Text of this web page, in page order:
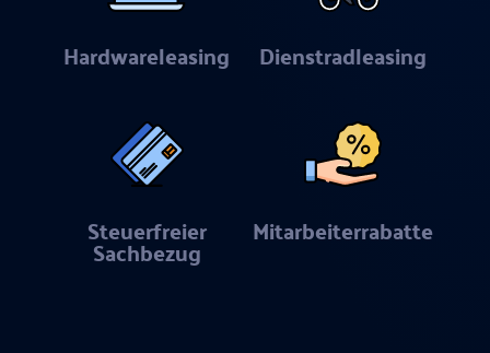
Hardwareleasing Dienstradleasing
Steuerfreier
Sachbezug
Mitarbeiterrabatte